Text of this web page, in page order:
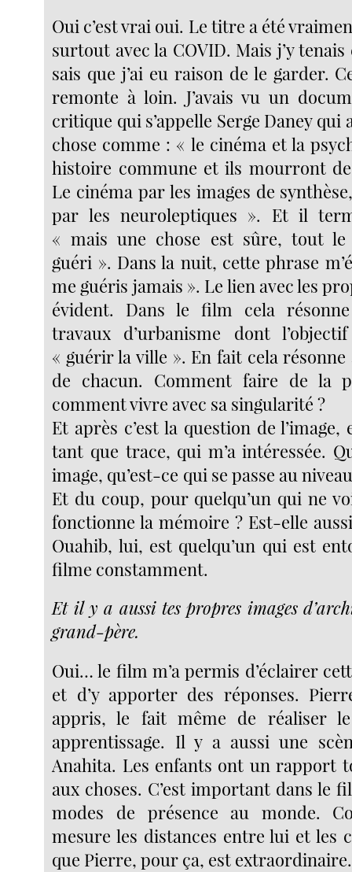
Oui c’est vrai oui. Le titre a été
surtout avec la COVID. Mais j’y
sais que j’ai eu raison de le garder.
remonte à loin. J’avais vu un
critique qui s’appelle Serge Daney
chose comme : « le cinéma et la
histoire commune et ils mourront
Le cinéma par les images de
par les neuroleptiques ». Et il
« mais une chose est sûre, tout
guéri ». Dans la nuit, cette phrase
me guéris jamais ». Le lien avec les
évident. Dans le film cela
travaux d’urbanisme dont
« guérir la ville ». En fait cela
de chacun. Comment faire de la
comment vivre avec sa singularité ?
Et après c’est la question de
tant que trace, qui m’a intéressée.
image, qu’est-ce qui se passe au
Et du coup, pour quelqu’un qui ne
fonctionne la mémoire ? Est-elle
Ouahib, lui, est quelqu’un qui est
filme constamment.
Et il y a aussi tes propres images
grand-père.
Oui… le film m’a permis d’éclairer
et d’y apporter des réponses.
appris, le fait même de réaliser
apprentissage. Il y a aussi une
Anahita. Les enfants ont un rapport
aux choses. C’est important dans le
modes de présence au monde.
mesure les distances entre lui et les
que Pierre, pour ça, est extraordinaire.